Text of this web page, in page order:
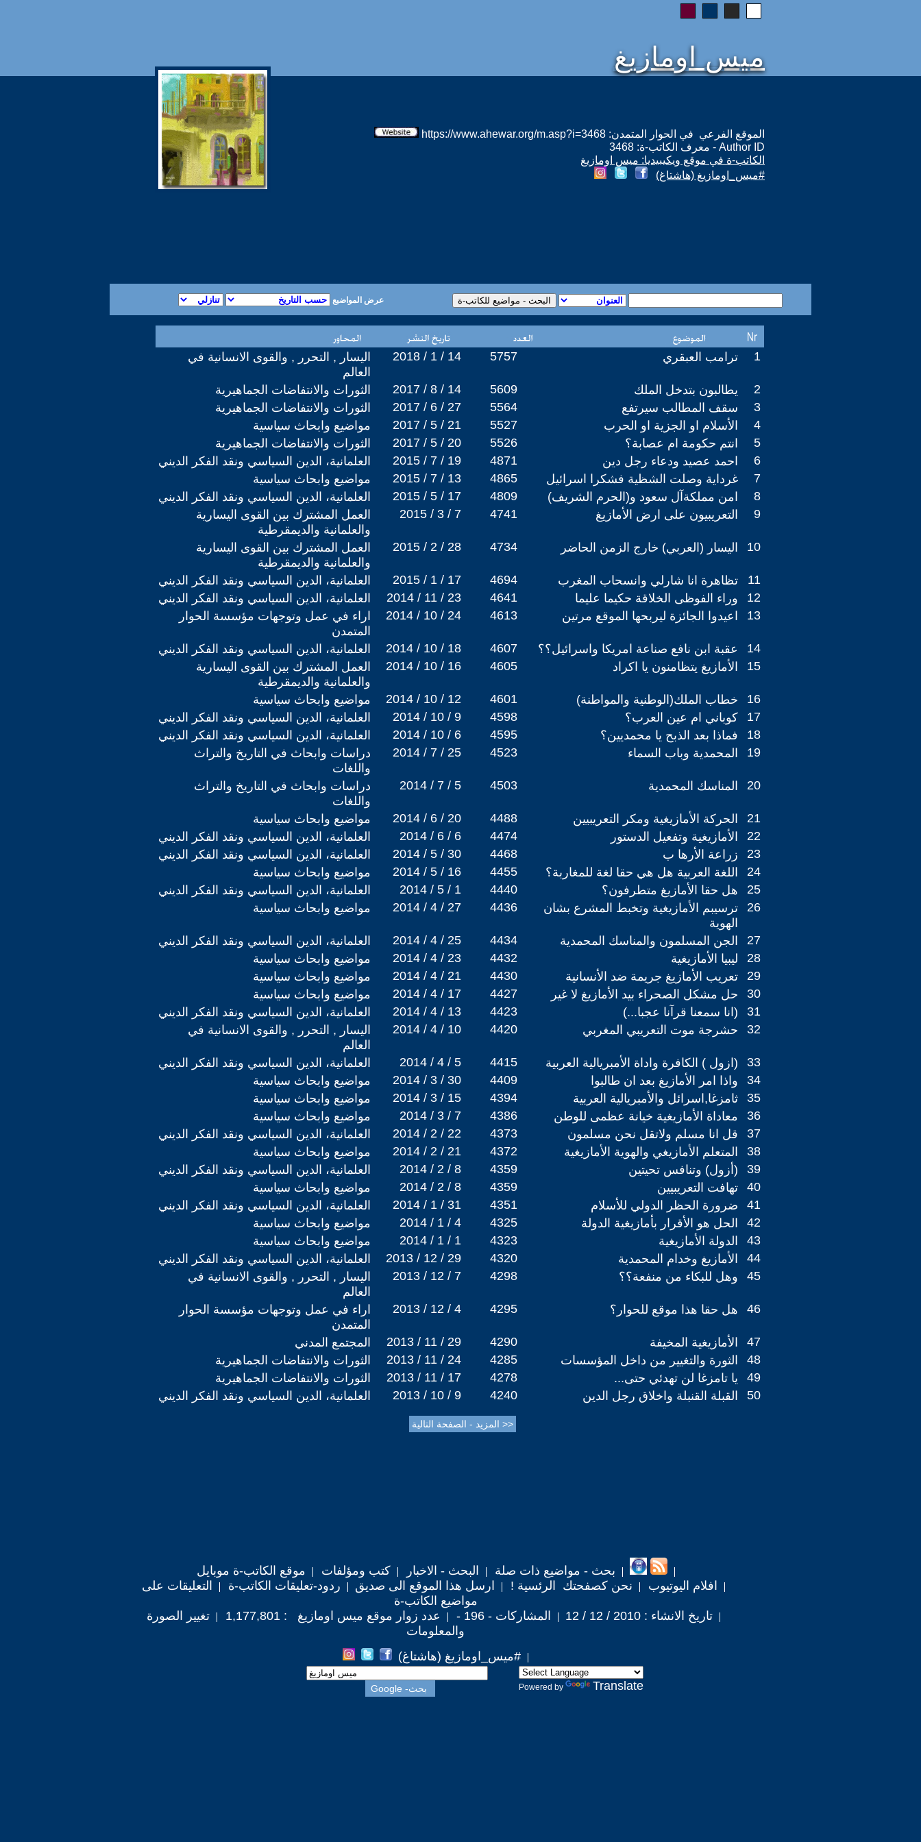
ميس اومازيغ
الموقع الفرعي في الحوار المتمدن: https://www.ahewar.org/m.asp?i=3468
Author ID - معرف الكاتب-ة: 3468
الكاتب-ة في موقع ويكيبيديا: ميس اومازيغ
#ميس_اومازيغ (هاشتاغ)
عرض المواضيع
اليسار , التحرر , والقوى الانسانية في
العالم
2018 / 1 / 14 5757 ترامب العبقري 1
الثورات والانتفاضات الجماهيرية 2017 / 8 / 14 5609 يطالبون بتدخل الملك
2
الثورات والانتفاضات الجماهيرية
2017 / 6 / 27 5564 سقف المطالب سيرتفع
3
مواضيع وابحاث سياسية
2017 / 5 / 21 5527 الأسلام او الجزية او الحرب
4
الثورات والانتفاضات الجماهيرية
2017 / 5 / 20 5526 انتم حكومة ام عصابة؟
5
العلمانية، الدين السياسي ونقد الفكر الديني
2015 / 7 / 19 4871 احمد عصيد ودعاء رجل دين
6
مواضيع وابحاث سياسية
2015 / 7 / 13 4865 غرداية وصلت الشظية فشكرا اسرائيل
7
العلمانية، الدين السياسي ونقد الفكر الديني
2015 / 5 / 17 4809 امن مملكةآل سعود و(الحرم الشريف)
8
العمل المشترك بين القوى اليسارية
والعلمانية والديمقرطية
2015 / 3 / 7 4741 التعريبيون على ارض الأمازيغ 9
العمل المشترك بين القوى اليسارية
والعلمانية والديمقرطية
2015 / 2 / 28 4734 اليسار (العربي) خارج الزمن الحاضر 10
العلمانية، الدين السياسي ونقد الفكر الديني 2015 / 1 / 17 4694 تظاهرة انا شارلي وانسحاب المغرب
11
العلمانية، الدين السياسي ونقد الفكر الديني
2014 / 11 / 23 4641 وراء الفوظى الخلاقة حكيما عليما
12
اراء في عمل وتوجهات مؤسسة الحوار
المتمدن
2014 / 10 / 24 4613 اعيدوا الجائزة ليربحها الموقع مرتين 13
العلمانية، الدين السياسي ونقد الفكر الديني 2014 / 10 / 18 4607 عقبة ابن نافع صناعة امريكا واسرائيل؟؟
14
العمل المشترك بين القوى اليسارية
والعلمانية والديمقرطية
2014 / 10 / 16 4605 الأمازيغ يتظامنون يا اكراد 15
مواضيع وابحاث سياسية 2014 / 10 / 12 4601 خطاب الملك(الوطنية والمواطنة)
16
العلمانية، الدين السياسي ونقد الفكر الديني
2014 / 10 / 9 4598 كوباني ام عين العرب؟
17
العلمانية، الدين السياسي ونقد الفكر الديني
2014 / 10 / 6 4595 فماذا بعد الذبح يا محمديين؟
18
دراسات وابحاث في التاريخ والتراث
واللغات
2014 / 7 / 25 4523 المحمدية وباب السماء 19
دراسات وابحاث في التاريخ والتراث
واللغات
2014 / 7 / 5 4503 المناسك المحمدية 20
مواضيع وابحاث سياسية 2014 / 6 / 20 4488 الحركة الأمازيغية ومكر التعريبيين
21
العلمانية، الدين السياسي ونقد الفكر الديني
2014 / 6 / 6 4474 الأمازيغية وتفعيل الدستور
22
العلمانية، الدين السياسي ونقد الفكر الديني
2014 / 5 / 30 4468 زراعة الأرها ب
23
مواضيع وابحاث سياسية
2014 / 5 / 16 4455 اللغة العربية هل هي حقا لغة للمغاربة؟
24
العلمانية، الدين السياسي ونقد الفكر الديني
2014 / 5 / 1 4440 هل حقا الأمازيغ متطرفون؟
25
مواضيع وابحاث سياسية
2014 / 4 / 27 4436
ترسيبم الأمازيغية وتخبط المشرع بشان
الهوية
26
العلمانية، الدين السياسي ونقد الفكر الديني 2014 / 4 / 25 4434 الجن المسلمون والمناسك المحمدية
27
مواضيع وابحاث سياسية
2014 / 4 / 23 4432 ليبيا الأمازيغية
28
مواضيع وابحاث سياسية
2014 / 4 / 21 4430 تعريب الأمازيغ جريمة ضد الأنسانية
29
مواضيع وابحاث سياسية
2014 / 4 / 17 4427 حل مشكل الصحراء بيد الأمازيغ لا غير
30
العلمانية، الدين السياسي ونقد الفكر الديني
2014 / 4 / 13 4423 (انا سمعنا قرآنا عجبا...)
31
اليسار , التحرر , والقوى الانسانية في
العالم
2014 / 4 / 10 4420 حشرجة موت التعريبي المغربي 32
العلمانية، الدين السياسي ونقد الفكر الديني 2014 / 4 / 5 4415 (ازول ) الكافرة واداة الأمبريالية العربية
33
مواضيع وابحاث سياسية
2014 / 3 / 30 4409 واذا امر الأمازيغ بعد ان طالبوا
34
مواضيع وابحاث سياسية
2014 / 3 / 15 4394 ثامزغا,اسرائل والأمبريالية العربية
35
مواضيع وابحاث سياسية
2014 / 3 / 7 4386 معاداة الأمازيغية خيانة عظمى للوطن
36
العلمانية، الدين السياسي ونقد الفكر الديني
2014 / 2 / 22 4373 قل انا مسلم ولاتقل نحن مسلمون
37
مواضيع وابحاث سياسية
2014 / 2 / 21 4372 المتعلم الأمازيغي والهوية الأمازيغية
38
العلمانية، الدين السياسي ونقد الفكر الديني
2014 / 2 / 8 4359 (أزول) وتنافس تحيتين
39
مواضيع وابحاث سياسية
2014 / 2 / 8 4359 تهافت التعريبيين
40
العلمانية، الدين السياسي ونقد الفكر الديني
2014 / 1 / 31 4351 ضرورة الحظر الدولي للأسلام
41
مواضيع وابحاث سياسية
2014 / 1 / 4 4325 الحل هو الأقرار بأمازيغية الدولة
42
مواضيع وابحاث سياسية
2014 / 1 / 1 4323 الدولة الأمازيغية
43
العلمانية، الدين السياسي ونقد الفكر الديني
2013 / 12 / 29 4320 الأمازيغ وخدام المحمدية
44
اليسار , التحرر , والقوى الانسانية في
العالم
2013 / 12 / 7 4298 وهل للبكاء من منفعة؟؟ 45
اراء في عمل وتوجهات مؤسسة الحوار
المتمدن
2013 / 12 / 4 4295 هل حقا هذا موقع للحوار؟ 46
المجتمع المدني 2013 / 11 / 29 4290 الأمازيغية المخيفة
47
الثورات والانتفاضات الجماهيرية
2013 / 11 / 24 4285 الثورة والتغيير من داخل المؤسسات
48
الثورات والانتفاضات الجماهيرية
2013 / 11 / 17 4278 يا تامزغا لن تهدئي حتى...
49
العلمانية، الدين السياسي ونقد الفكر الديني
2013 / 10 / 9 4240 القبلة القنبلة واخلاق رجل الدين 50
بحث - مواضيع ذات صلة البحث - الاخبار كتب ومؤلفات
موقع الكاتب-ة موبايل
افلام اليوتيوب
نحن كصفحتك الرئسية ! ارسل هذا الموقع الى صديق ردود-تعليقات الكاتب-ة
التعليقات على
مواضيع الكاتب-ة
تاريخ الانشاء : 2010 / 12 / 12
المشاركات - 196 - عدد زوار موقع ميس اومازيغ : 1,177,801
تغيير الصورة
والمعلومات
#ميس_اومازيغ (هاشتاغ)
Powered by Translate